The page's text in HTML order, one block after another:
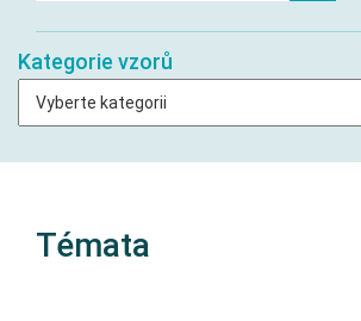
Kategorie vzorů
Témata